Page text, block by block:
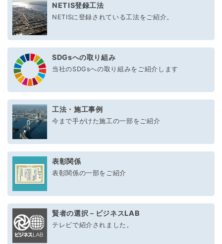
NETIS登録工法
NETISに登録されている工法をご紹介。
SDGsへの取り組み
当社のSDGsへの取り組みをご紹介します
工法・施工事例
今まで手がけた施工の一部をご紹介
表彰関係
表彰関係の一部をご紹介
賢者の選択－ビジネスLAB
テレビで紹介されました。